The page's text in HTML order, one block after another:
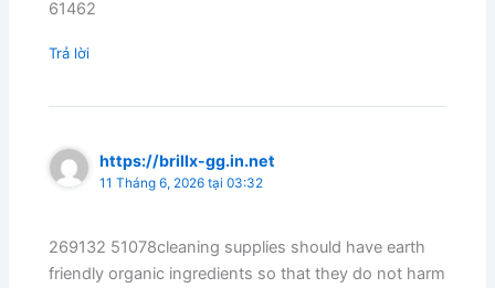
61462
Trả lời
https://brillx-gg.in.net
11 Tháng 6, 2026 tại 03:32
269132 51078cleaning supplies should have earth
friendly organic ingredients so that they do not harm